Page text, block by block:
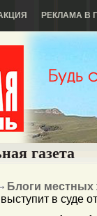
РЕКЛАМА В
газета
Блоги местных
в суде